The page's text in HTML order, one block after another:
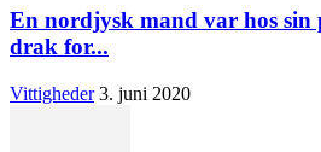
En nordjysk mand var hos sin
drak for...
Vittigheder 3. juni 2020